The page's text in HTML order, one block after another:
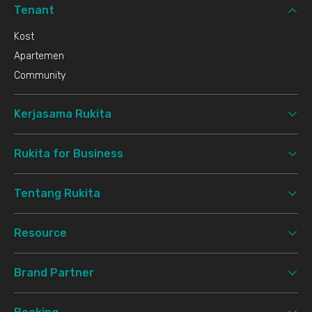
Tenant
Kost
Apartemen
Community
Kerjasama Rukita
Rukita for Business
Tentang Rukita
Resource
Brand Partner